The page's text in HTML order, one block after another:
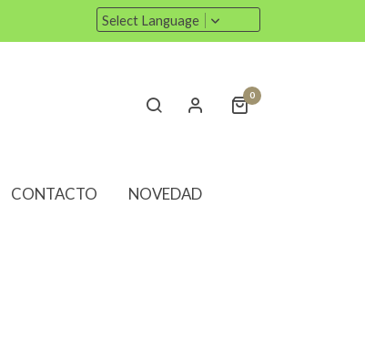
Select Language
0
CONTACTO NOVEDAD